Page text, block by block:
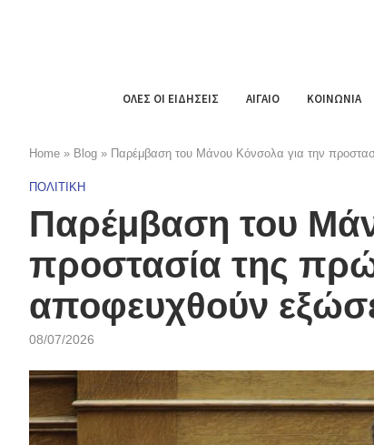
ΟΛΕΣ ΟΙ ΕΙΔΗΣΕΙΣ ΑΙΓΑΙΟ ΚΟΙΝΩΝΙΑ
Home » Blog » Παρέμβαση του Μάνου Κόνσολα για την
ΠΟΛΙΤΙΚΗ
Παρέμβαση του
προστασία της
αποφευχθούν
08/07/2026